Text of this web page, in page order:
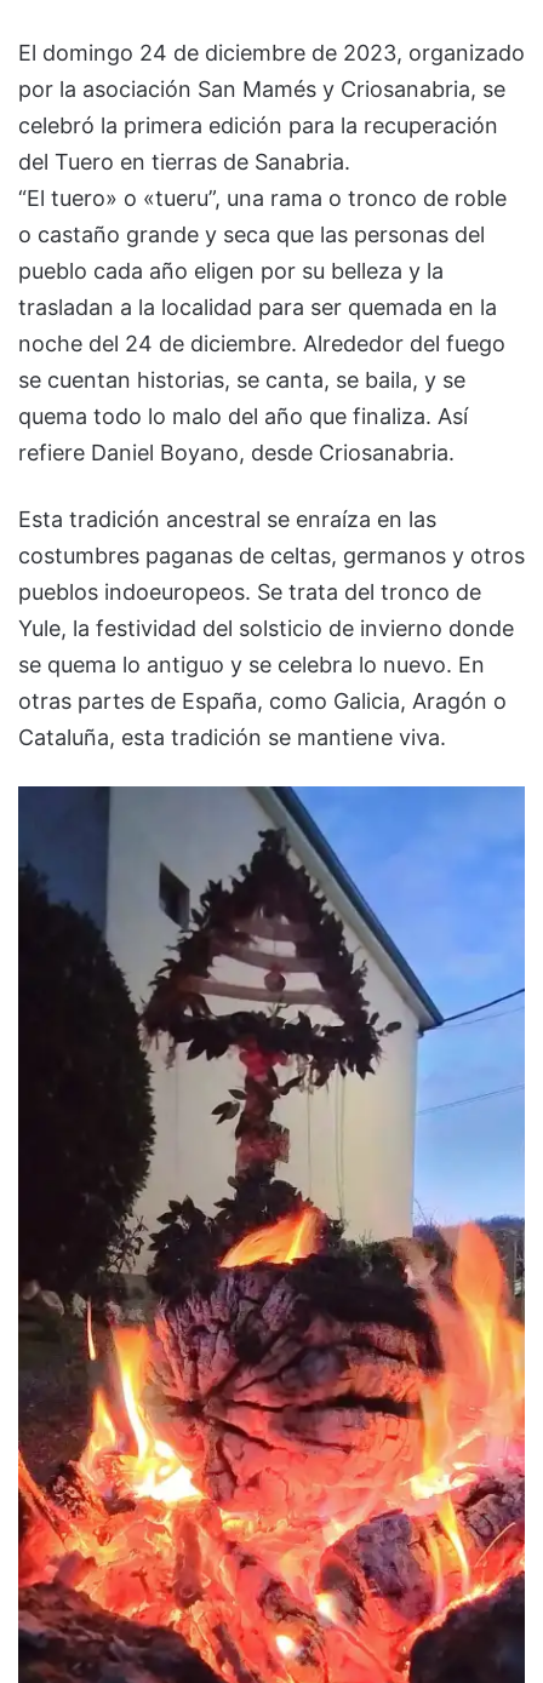
El domingo 24 de diciembre de 2023, organizado
por la asociación San Mamés y Criosanabria, se
celebró la primera edición para la recuperación
del Tuero en tierras de Sanabria.
“El tuero» o «tueru”, una rama o tronco de roble
o castaño grande y seca que las personas del
pueblo cada año eligen por su belleza y la
trasladan a la localidad para ser quemada en la
noche del 24 de diciembre. Alrededor del fuego
se cuentan historias, se canta, se baila, y se
quema todo lo malo del año que finaliza. Así
refiere Daniel Boyano, desde Criosanabria.
Esta tradición ancestral se enraíza en las
costumbres paganas de celtas, germanos y otros
pueblos indoeuropeos. Se trata del tronco de
Yule, la festividad del solsticio de invierno donde
se quema lo antiguo y se celebra lo nuevo. En
otras partes de España, como Galicia, Aragón o
Cataluña, esta tradición se mantiene viva.